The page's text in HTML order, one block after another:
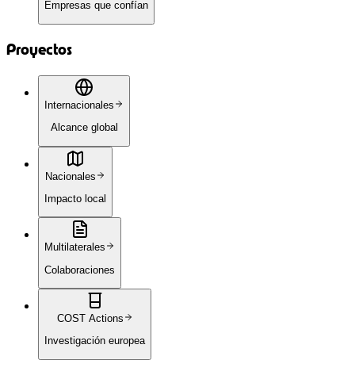
Recibe las últimas noticias sobre nuestros proyectos de
Suscribirme No, gracias
Compromiso con la innovación sostenible